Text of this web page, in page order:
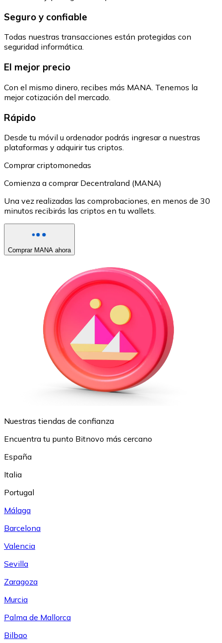
Seguro y confiable
Todas nuestras transacciones están protegidas con
seguridad informática.
El mejor precio
Con el mismo dinero, recibes más MANA. Tenemos la
mejor cotización del mercado.
Rápido
Desde tu móvil u ordenador podrás ingresar a nuestras
plataformas y adquirir tus criptos.
Comprar criptomonedas
Comienza a comprar Decentraland (MANA)
Una vez realizadas las comprobaciones, en menos de 30
minutos recibirás las criptos en tu wallets.
Comprar MANA ahora
Nuestras tiendas de confianza
Encuentra tu punto Bitnovo más cercano
España
Italia
Portugal
Málaga
Barcelona
Valencia
Sevilla
Zaragoza
Murcia
Palma de Mallorca
Bilbao